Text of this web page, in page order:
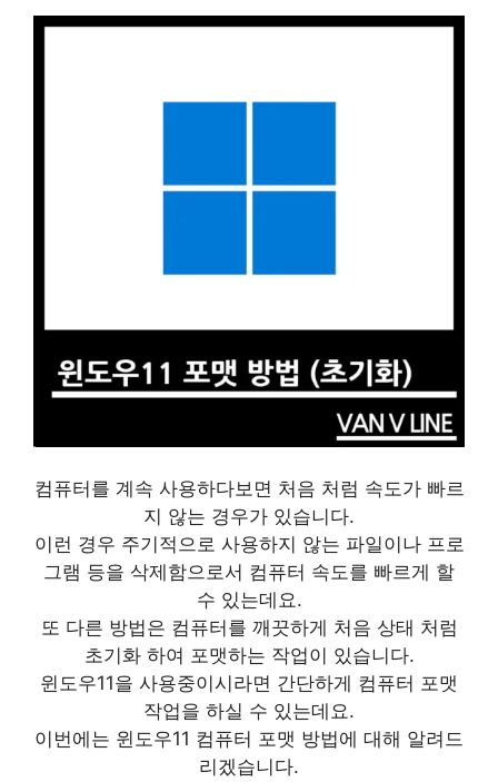
컴퓨터를 계속 사용하다보면 처음 처럼 속도가 빠르
지 않는 경우가 있습니다.
이런 경우 주기적으로 사용하지 않는 파일이나 프로
그램 등을 삭제함으로서 컴퓨터 속도를 빠르게 할
수 있는데요.
또 다른 방법은 컴퓨터를 깨끗하게 처음 상태 처럼
초기화 하여 포맷하는 작업이 있습니다.
윈도우11을 사용중이시라면 간단하게 컴퓨터 포맷
작업을 하실 수 있는데요.
이번에는 윈도우11 컴퓨터 포맷 방법에 대해 알려드
리겠습니다.